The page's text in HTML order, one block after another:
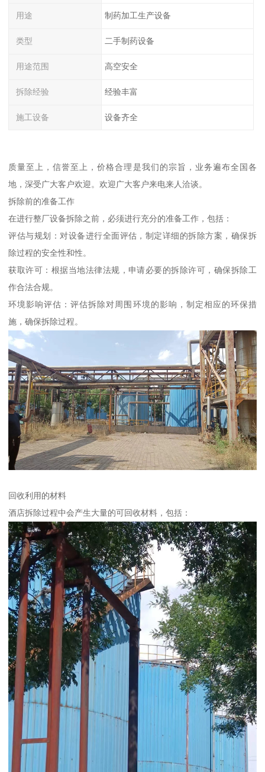
用途 制药加工生产设备
类型 二手制药设备
用途范围 高空安全
拆除经验 经验丰富
施工设备 设备齐全
质量至上，信誉至上，价格合理是我们的宗旨，业务遍布全国各
地，深受广大客户欢迎。欢迎广大客户来电来人洽谈。
拆除前的准备工作
在进行整厂设备拆除之前，必须进行充分的准备工作，包括：
评估与规划：对设备进行全面评估，制定详细的拆除方案，确保拆
除过程的安全性和性。
获取许可：根据当地法律法规，申请必要的拆除许可，确保拆除工
作合法合规。
环境影响评估：评估拆除对周围环境的影响，制定相应的环保措
施，确保拆除过程。
回收利用的材料
酒店拆除过程中会产生大量的可回收材料，包括：